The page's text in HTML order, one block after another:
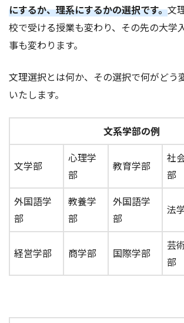
にするか、理系にするかの選択です。文
校で受ける授業も変わり、その先の大学
事も変わります。
文理選択とは何か、その選択で何がどう
いたします。
文系学部の例
文学部
心理学
部
教育学部
社
部
外国語学
部
教養学
部
外国語学
部
法
経営学部 商学部 国際学部
芸
部